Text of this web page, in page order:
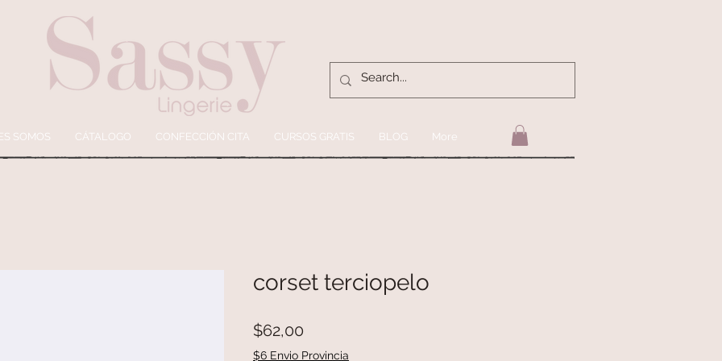
SOMOS CÁTALOGO CONFECCIÓN CITA CURSOS GRATIS BLOG More
corset terciopelo
$62,00
$6 Envio Provincia